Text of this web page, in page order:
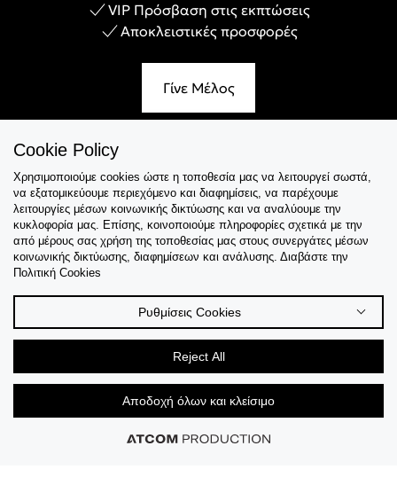
VIP Πρόσβαση στις εκπτώσεις
Αποκλειστικές προσφορές
Γίνε Μέλος
Εξυπηρέτηση
Collections
Tips & Guides
Cookie Policy
Χρησιμοποιούμε cookies ώστε η τοποθεσία μας να λειτουργεί σωστά,
να εξατομικεύουμε περιεχόμενο και διαφημίσεις, να παρέχουμε
λειτουργίες μέσων κοινωνικής δικτύωσης και να αναλύουμε την
κυκλοφορία μας. Επίσης, κοινοποιούμε πληροφορίες σχετικά με την
από μέρους σας χρήση της τοποθεσίας μας στους συνεργάτες μέσων
κοινωνικής δικτύωσης, διαφημίσεων και ανάλυσης. Διαβάστε την
Πολιτική Cookies
Ρυθμίσεις Cookies
Reject All
Αποδοχή όλων και κλείσιμο